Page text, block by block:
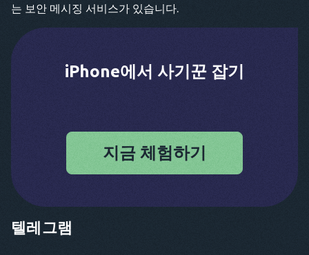
는 보안 메시징 서비스가 있습니다.
iPhone에서 사기꾼 잡기
지금 체험하기
텔레그램